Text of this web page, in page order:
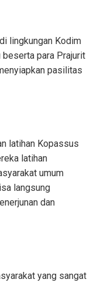
lingkungan Kodim
beserta para Prajurit
pasilitas
latihan Kopassus
latihan
umum
langsung
dan
yang sangat